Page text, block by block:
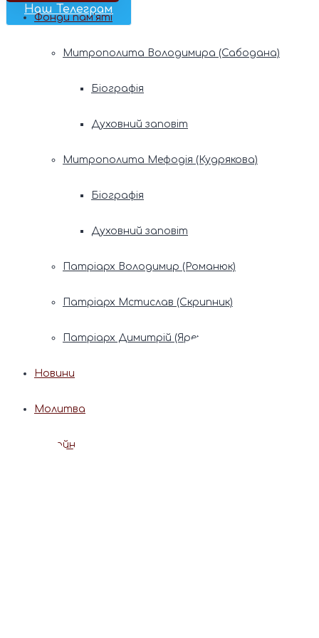
Наш Телеграм
Фонди пам’яті
Митрополита Володимира (Сабодана)
Біографія
Духовний заповіт
Митрополита Мефодія (Кудрякова)
Біографія
Духовний заповіт
Патріарх Володимир (Романюк)
Патріарх Мстислав (Скрипник)
Патріарх Димитрій (Ярема)
Новини
Молитва
Онлайн послуги